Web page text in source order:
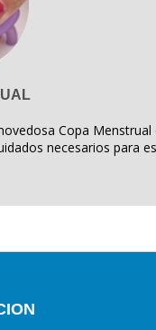
Copa Menstrual
necesarios para